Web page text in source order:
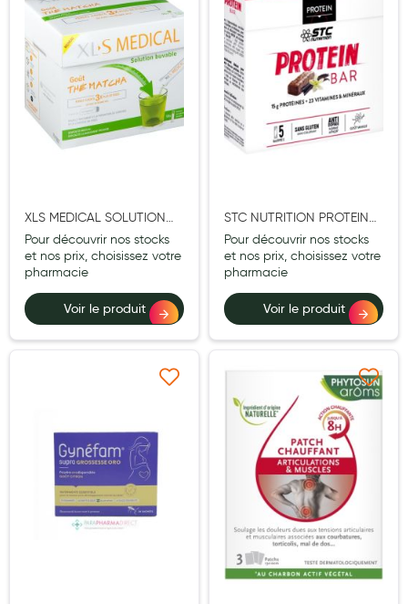
Orthopédie
Les marques
My Privilege
Les promotions
XLS MEDICAL SOLUTION
BUVABLE THE MATCHA
SACHET 90
Pour découvrir nos stocks
et nos prix, choisissez votre
pharmacie
Voir le produit
STC NUTRITION PROTEIN
BAR BARRE VANILLE 45G
X5
Pour découvrir nos stocks
et nos prix, choisissez votre
pharmacie
Voir le produit
Ajouter à ma liste d’envie Ajouter à ma liste